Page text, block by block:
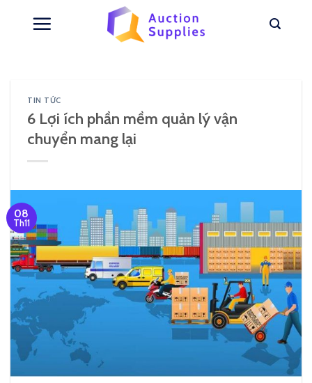
TIN TỨC
6 Lợi ích phần mềm quản lý vận
chuyển mang lại
08
Th11